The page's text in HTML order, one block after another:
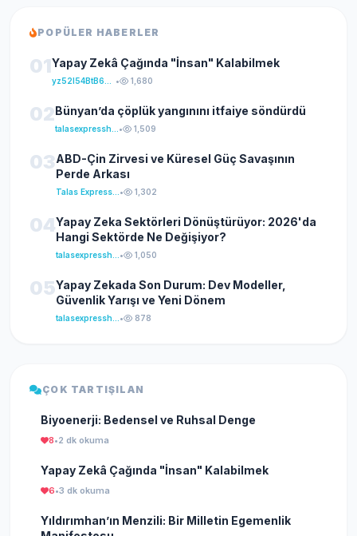
POPÜLER HABERLER
01Yapay Zekâ Çağında "İnsan" Kalabilmek
• 1,680
02Bünyan’da çöplük yangınını itfaiye söndürdü
• 1,509
03ABD-Çin Zirvesi ve Küresel Güç Savaşının
Perde Arkası
• 1,302
04Yapay Zeka Sektörleri Dönüştürüyor: 2026'da
Hangi Sektörde Ne Değişiyor?
• 1,050
05Yapay Zekada Son Durum: Dev Modeller,
Güvenlik Yarışı ve Yeni Dönem
• 878
ÇOK TARTIŞILAN
Biyoenerji: Bedensel ve Ruhsal Denge
8•2 dk okuma
Yapay Zekâ Çağında "İnsan" Kalabilmek
6•3 dk okuma
Yıldırımhan’ın Menzili: Bir Milletin Egemenlik